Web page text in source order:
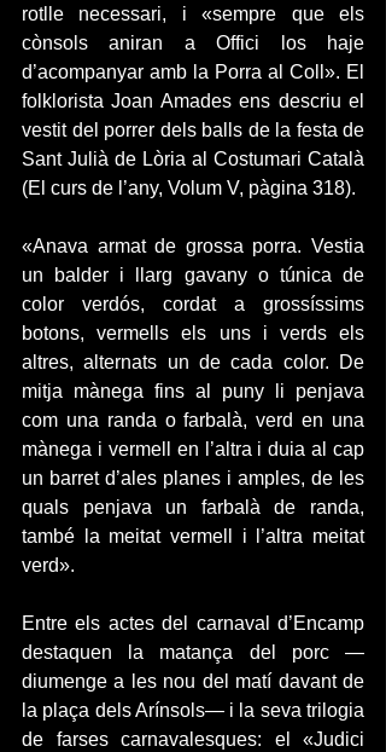
rotlle necessari, i «sempre que els
cònsols aniran a Offici los haje
d’acompanyar amb la Porra al Coll». El
folklorista Joan Amades ens descriu el
vestit del porrer dels balls de la festa de
Sant Julià de Lòria al Costumari Català
(El curs de l’any, Volum V, pàgina 318).
«Anava armat de grossa porra. Vestia
un balder i llarg gavany o túnica de
color verdós, cordat a grossíssims
botons, vermells els uns i verds els
altres, alternats un de cada color. De
mitja mànega fins al puny li penjava
com una randa o farbalà, verd en una
mànega i vermell en l’altra i duia al cap
un barret d’ales planes i amples, de les
quals penjava un farbalà de randa,
també la meitat vermell i l’altra meitat
verd».
Entre els actes del carnaval d’Encamp
destaquen la matança del porc —
diumenge a les nou del matí davant de
la plaça dels Arínsols— i la seva trilogia
de farses carnavalesques: el «Judici